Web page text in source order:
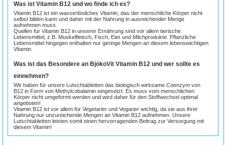
Was ist Vitamin B12 und wo finde ich es?
Vitamin B12 ist ein wasserlösliches Vitamin, das der menschliche Körper nicht
selbst bilden kann und daher mit der Nahrung in ausreichender Menge
aufnehmen muss.
Quellen für Vitamin B12 in unserer Ernährung sind vor allem tierische
Lebensmittel, z.B. Muskelfleisch, Fisch, Eier und Milchprodukte. Pflanzliche
Lebensmittel hingegen enthalten nur geringe Mengen an diesem lebenswichtigen
Vitamin.
Was ist das Besondere an BjökoVit Vitamin B12 und wer sollte es
einnehmen?
Wir haben für unsere Lutschtabletten das biologisch wirksame Coenzym von
B12 in Form von Methylcobalamin eingesetzt. Es muss vom menschlichen
Körper nicht umgeformt werden und wird daher für den Stoffwechsel optimal
angeboten!
Vitamin B12 ist vor allem für Vegetarier und Veganer wichtig, da sie aus ihrer
Nahrung nur unzureichende Mengen an Vitamin B12 aufnehmen. Unsere
Lutschtabletten leisten somit einen hervorragenden Beitrag zur Versorgung mit
diesem Vitamin!